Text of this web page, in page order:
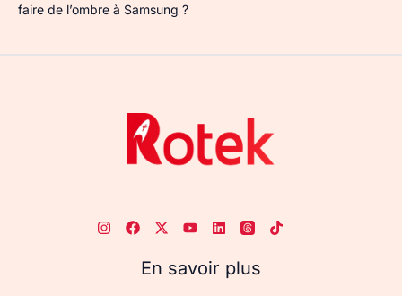
faire de l’ombre à Samsung ?
En savoir plus